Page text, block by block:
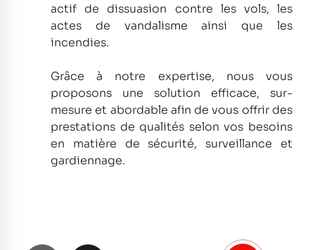
actif de dissuasion contre les vols, les
actes de vandalisme ainsi que les
incendies.
Grâce à notre expertise, nous vous
proposons une solution efficace, sur-
mesure et abordable afin de vous offrir des
prestations de qualités selon vos besoins
en matière de sécurité, surveillance et
gardiennage.